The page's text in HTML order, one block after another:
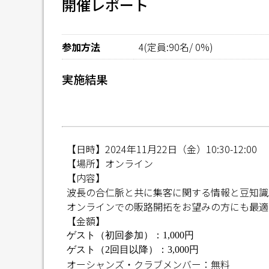
開催レポート
参加方法 4(定員:90名/ 0%)
実施結果
【日時】2024年11月22日（金）10:30-12:00
【場所】オンライン
【内容】
波長の合仁脈と共に集客に関する情報と豆知識
オンラインでの販路開拓をお望みの方にも最適
【金額】
ゲスト（初回参加）： 1,000円
ゲスト（2回目以降）： 3,000円
オーシャンズ・クラブメンバー：無料